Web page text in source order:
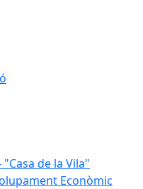
de la Vila"
Econòmic